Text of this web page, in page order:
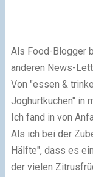
Als Food-Blogger
anderen News-
Von "essen &
Joghurtkuchen" in
Ich fand in von
Als ich bei der
Hälfte", dass es
der vielen